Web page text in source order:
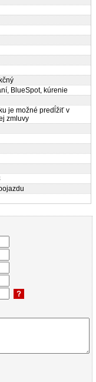
BlueSpot, kúrenie
je možné predĺžiť v
zmluvy